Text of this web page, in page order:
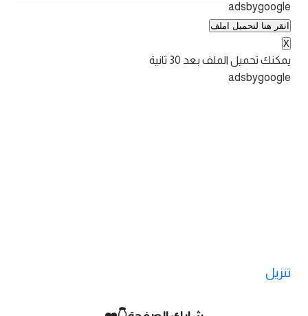
adsbygoogle
انقر هنا لتحميل املف
X
يمكنك تحميل الملف بعد 30 ثانية
adsbygoogle
تنزيل